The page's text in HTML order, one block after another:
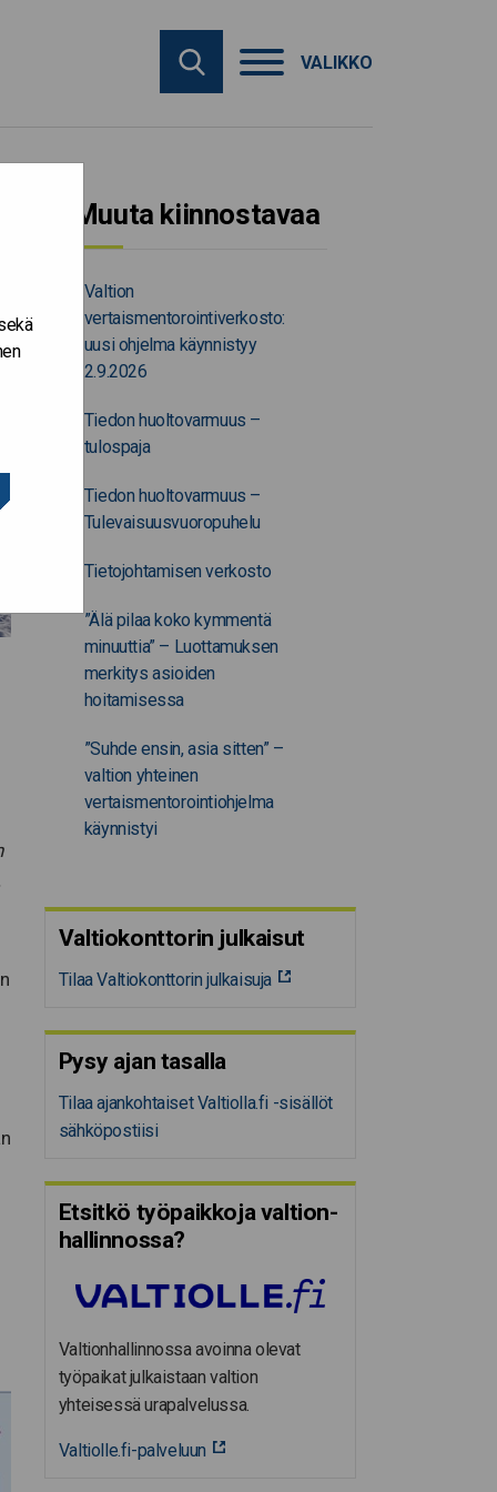
VALIKKO
Muuta kiinnostavaa
Valtion
vertaismentorointiverkosto:
uusi ohjelma käynnistyy
2.9.2026
Tiedon huoltovarmuus –
tulospaja
Tiedon huoltovarmuus –
Tulevaisuusvuoropuhelu
Tietojohtamisen verkosto
”Älä pilaa koko kymmentä
minuuttia” – Luottamuksen
merkitys asioiden
hoitamisessa
”Suhde ensin, asia sitten” –
valtion yhteinen
vertaismentorointiohjelma
käynnistyi
Valtiokonttorin julkaisut
Tilaa Valtiokonttorin julkaisuja
Pysy ajan tasalla
Tilaa ajankohtaiset Valtiolla.fi -sisällöt
sähköpostiisi
Etsitkö työpaikkoja valtion­
hal­lin­nossa?
Valtionhallinnossa avoinna olevat
työpaikat julkaistaan valtion
yhteisessä urapalvelussa.
Valtiolle.fi-palveluun